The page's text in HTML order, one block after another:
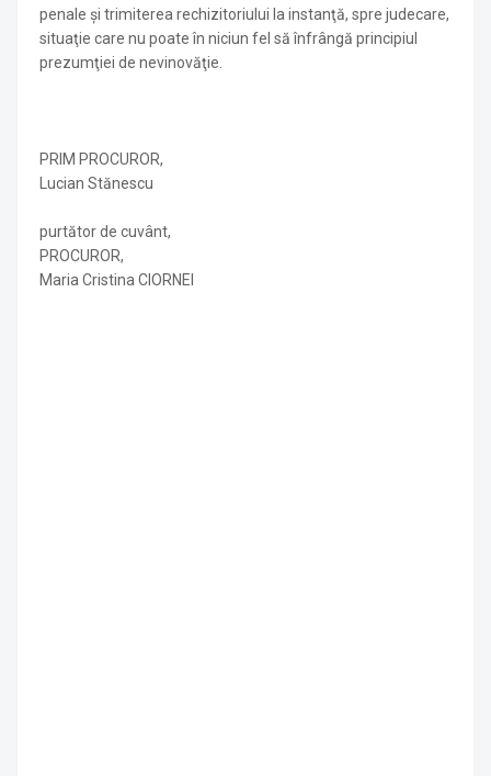
penale şi trimiterea rechizitoriului la instanţă, spre judecare,
situaţie care nu poate în niciun fel să înfrângă principiul
prezumţiei de nevinovăţie.
PRIM PROCUROR,
Lucian Stănescu
purtător de cuvânt,
PROCUROR,
Maria Cristina CIORNEI